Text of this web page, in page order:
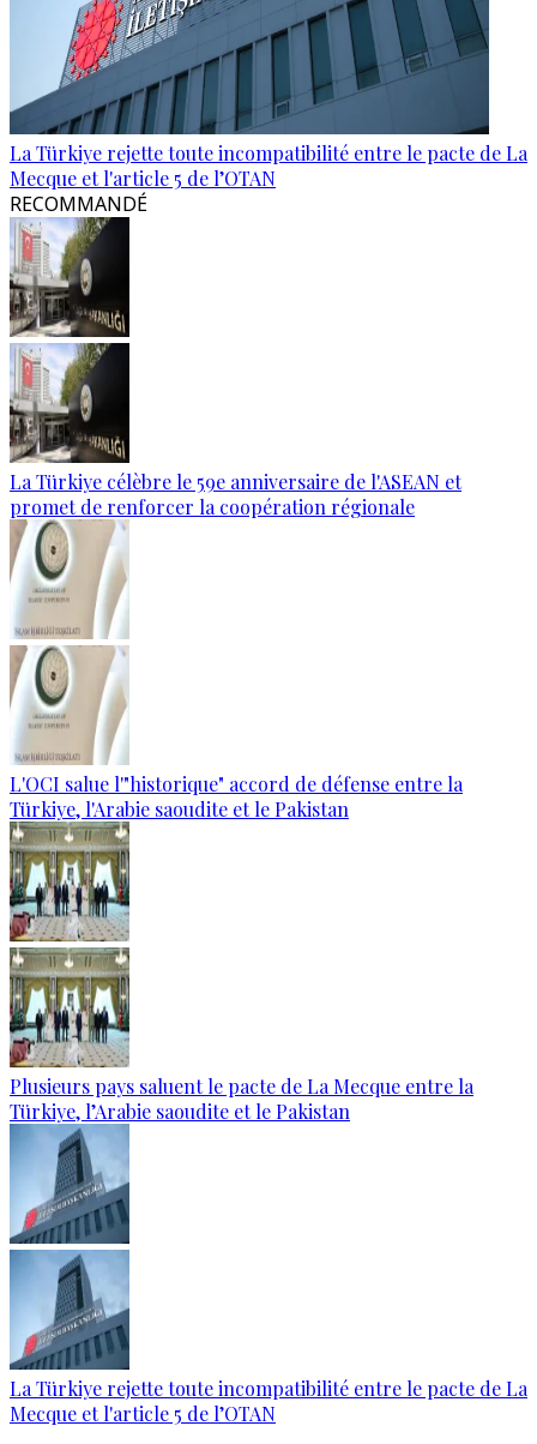
La Türkiye rejette toute incompatibilité entre le pacte de La
Mecque et l'article 5 de l’OTAN
RECOMMANDÉ
La Türkiye célèbre le 59e anniversaire de l'ASEAN et
promet de renforcer la coopération régionale
L'OCI salue l'"historique" accord de défense entre la
Türkiye, l'Arabie saoudite et le Pakistan
Plusieurs pays saluent le pacte de La Mecque entre la
Türkiye, l’Arabie saoudite et le Pakistan
La Türkiye rejette toute incompatibilité entre le pacte de La
Mecque et l'article 5 de l’OTAN